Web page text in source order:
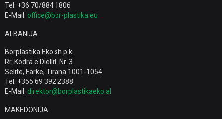
Tel: +36 70/884 1806
E-Mail: office@bor-plastika.eu
ALBANIJA
Borplastika Eko sh.p.k.
Rr. Kodra e Diellit. Nr. 3
Selitë, Farkë, Tirana 1001-1054
Tel: +355 69 392 2388
E-Mail: direktor@borplastikaeko.al
MAKEDONIJA